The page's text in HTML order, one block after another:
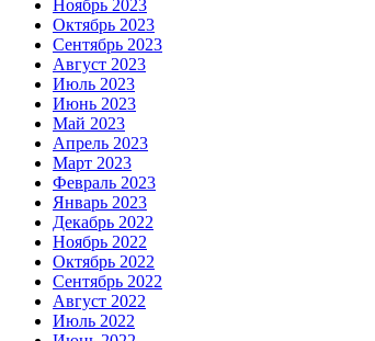
Ноябрь 2023
Октябрь 2023
Сентябрь 2023
Август 2023
Июль 2023
Июнь 2023
Май 2023
Апрель 2023
Март 2023
Февраль 2023
Январь 2023
Декабрь 2022
Ноябрь 2022
Октябрь 2022
Сентябрь 2022
Август 2022
Июль 2022